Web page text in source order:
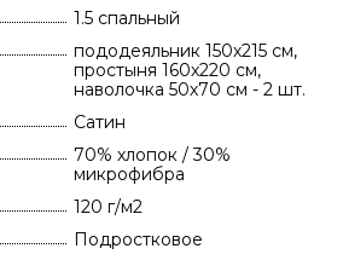
1.5 спальный
пододеяльник 150х215 см,
простыня 160х220 см,
наволочка 50х70 см - 2 шт.
Сатин
70% хлопок / 30%
микрофибра
120 г/м2
Подростковое